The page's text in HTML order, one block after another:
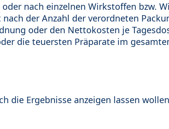
nach einzelnen Wirkstoffen bzw.
der Anzahl der verordneten
oder den Nettokosten je
die teuersten Präparate im
die Ergebnisse anzeigen lassen